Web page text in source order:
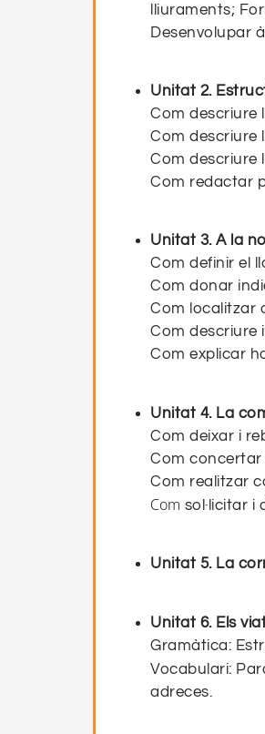
lliuraments;
Desenvolupar
Unitat 2.
Com descriure
Com descriure
Com descriure
Com redactar
Unitat 3. A la
Com definir el
Com donar
Com localitzar
Com descriure
Com explicar
Unitat 4. La
Com deixar i
Com concertar
Com realitzar
Com sol·licitar i
Unitat 5. La
Unitat 6. Els
Gramàtica:
Vocabulari:
adreces.